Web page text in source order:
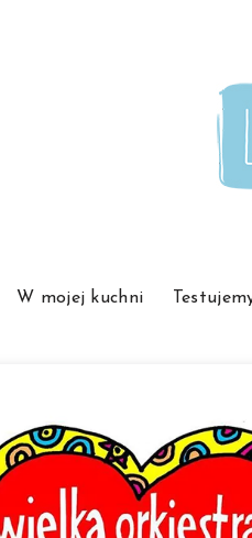
W mojej kuchni